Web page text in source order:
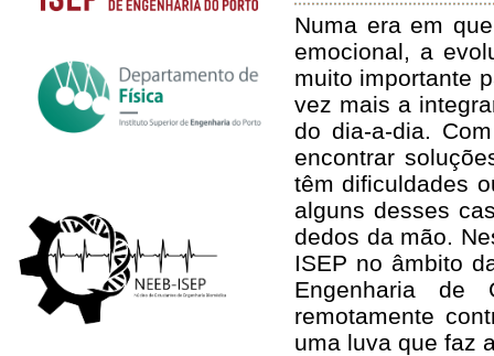
Numa era em
emocional, a
muito importante
vez mais a
do dia-a-dia.
encontrar
têm dificuldades
alguns desses
dedos da mão.
ISEP no âmbito
Engenharia de
remotamente
uma luva que faz